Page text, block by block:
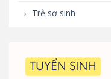
Trẻ sơ sinh